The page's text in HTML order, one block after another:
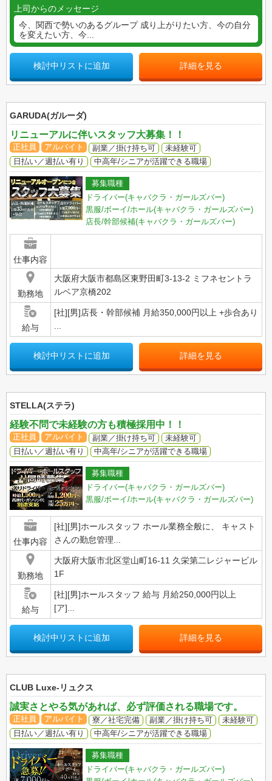
上司からのメッセージ
今、関西で勢いのあるグループ 成り上がりたい方、今の自分
を変えたい方、今...
検討中リストに追加 詳細を見る
GARUDA(ガルーダ)
リニューアルに伴いスタッフ大募集！！
正社員 アルバイト 副業／掛け持ち可
未経験可
日払い／週払い有り
中高年/シニアが活躍できる職場
募集職種
ドライバー(キャバクラ・ガールズバー)
黒服/ボーイ/ホール(キャバクラ・ガールズバー)
店長/幹部候補(キャバクラ・ガールズバー)
仕事内容
勤務地
大阪府大阪市都島区東野田町3-13-2 ミフネセントラ
ルベア京橋202
給与
[社][男]店長・幹部候補 月給350,000円以上 +歩合あり
...
検討中リストに追加 詳細を見る
STELLA(ステラ)
経験不問で未経験の方も積極採用中！！
正社員 アルバイト 副業／掛け持ち可
未経験可
日払い／週払い有り
中高年/シニアが活躍できる職場
募集職種
ドライバー(キャバクラ・ガールズバー)
黒服/ボーイ/ホール(キャバクラ・ガールズバー)
仕事内容
[社][男]ホールスタッフ ホール業務全般に、 キャスト
さんの勤怠管理...
勤務地
大阪府大阪市北区堂山町16-11 久栄第二レジャービル
1F
給与
[社][男]ホールスタッフ 給与 月給250,000円以上
[ア]...
検討中リストに追加 詳細を見る
CLUB Luxe-リュクス
誠実さとやる気があれば、必ず評価される職場です。
正社員 アルバイト 寮／社宅完備 副業／掛け持ち可
未経験可
日払い／週払い有り
中高年/シニアが活躍できる職場
募集職種
ドライバー(キャバクラ・ガールズバー)